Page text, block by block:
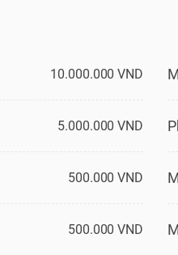
10.000.000 VND
5.000.000 VND
500.000 VND
500.000 VND